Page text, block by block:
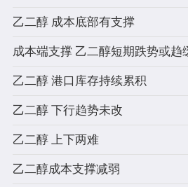
乙二醇 成本底部有支撑
成本端支撑 乙二醇短期跌势或趋
乙二醇 港口库存持续累积
乙二醇 下行趋势未改
乙二醇 上下两难
乙二醇成本支撑减弱